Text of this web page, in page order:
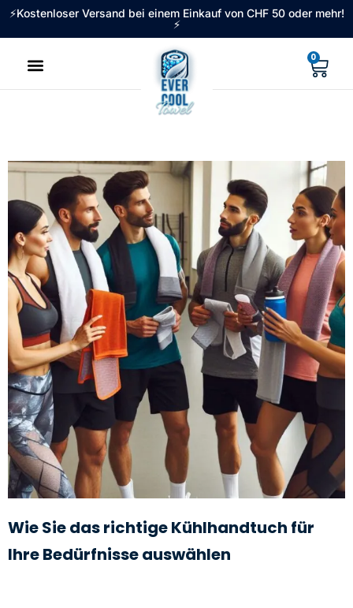
⚡Kostenloser Versand bei einem Einkauf von CHF 50 oder mehr!
⚡
0
Wie Sie das richtige Kühlhandtuch für
Ihre Bedürfnisse auswählen